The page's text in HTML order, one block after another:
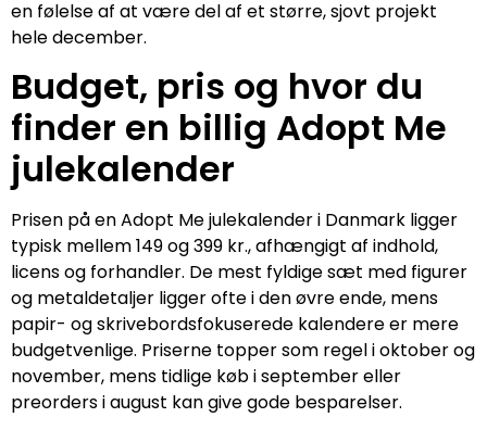
en følelse af at være del af et større, sjovt projekt
hele december.
Budget, pris og hvor du
finder en billig Adopt Me
julekalender
Prisen på en Adopt Me julekalender i Danmark ligger
typisk mellem 149 og 399 kr., afhængigt af indhold,
licens og forhandler. De mest fyldige sæt med figurer
og metaldetaljer ligger ofte i den øvre ende, mens
papir- og skrivebordsfokuserede kalendere er mere
budgetvenlige. Priserne topper som regel i oktober og
november, mens tidlige køb i september eller
preorders i august kan give gode besparelser.